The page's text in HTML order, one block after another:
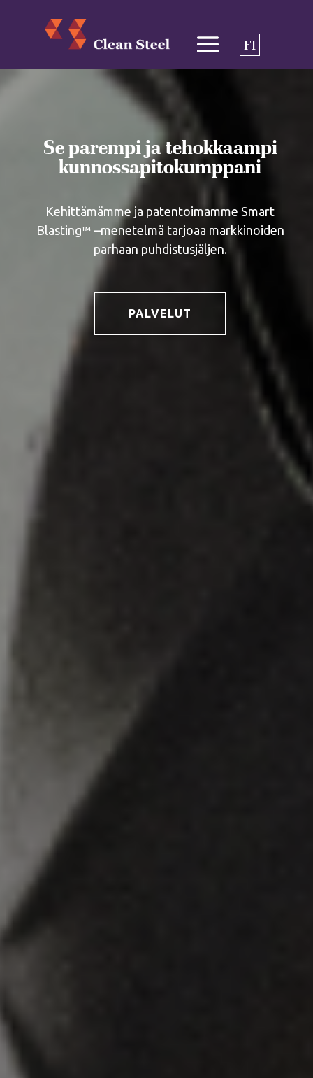
FI
Se parempi ja tehokkaampi
kunnossapitokumppani
Kehittämämme ja patentoimamme Smart
Blasting™ –menetelmä tarjoaa markkinoiden
parhaan puhdistusjäljen.
PALVELUT